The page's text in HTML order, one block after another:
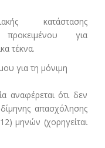
κατάστασης
προκειμένου για
τέκνα.
για τη μόνιμη
αναφέρεται ότι δεν
απασχόλησης
μηνών (χορηγείται